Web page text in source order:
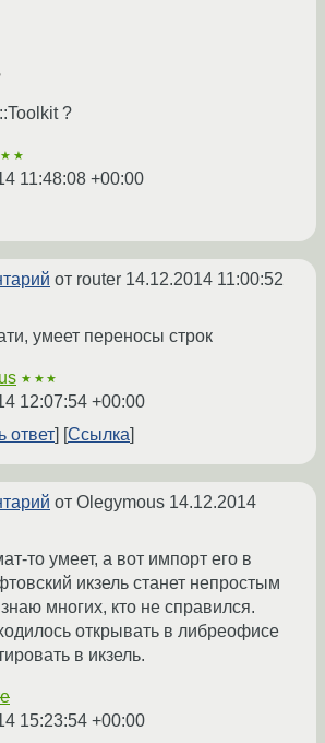
?
★★
11:48:08 +00:00
от router 14.12.2014 11:00:52
умеет переносы строк
★★★
12:07:54 +00:00
ответ
Ссылка
от Olegymous 14.12.2014
то умеет, а вот импорт его в
икзель станет непростым
многих, кто не справился.
открывать в либреофисе
в икзель.
15:23:54 +00:00